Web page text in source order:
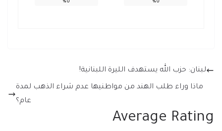
0
%
0
%
لبنان: حزب الله يستهدف الليرة اللبنانية!
ماذا وراء طلب الهند من مواطنيها عدم شراء الذهب لمدة
عام؟
Average Rating